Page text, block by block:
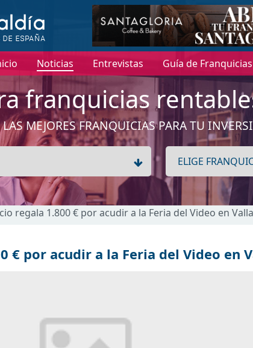
Noticias Entrevistas Guía de Franquicias
franquicias
MEJORES FRANQUICIAS PARA TU
regala 1.800 € por acudir a la Feria del Video en
€ por acudir a la Feria del Video en